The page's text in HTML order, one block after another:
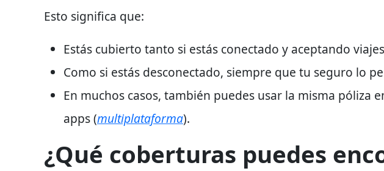
Esto significa que:
Estás cubierto tanto si estás conectado y aceptando viajes
Como si estás desconectado, siempre que tu seguro lo
En muchos casos, también puedes usar la misma póliza
apps(multiplataforma).
¿Qué coberturas puedes